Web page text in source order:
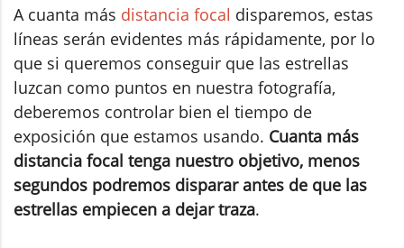
A cuanta más distancia focal disparemos, estas
líneas serán evidentes más rápidamente, por lo
que si queremos conseguir que las estrellas
luzcan como puntos en nuestra fotografía,
deberemos controlar bien el tiempo de
exposición que estamos usando. Cuanta más
distancia focal tenga nuestro objetivo, menos
segundos podremos disparar antes de que las
estrellas empiecen a dejar traza.